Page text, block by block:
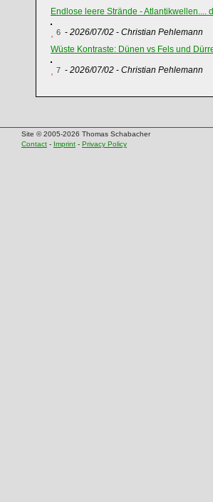
Endlose leere Strände - Atlantikwellen....
6 - 2026/07/02 - Christian Pehlemann
Wüste Kontraste: Dünen vs Fels und
7 - 2026/07/02 - Christian Pehlemann
Site © 2005-2026 Thomas Schabacher
Contact - Imprint - Privacy Policy